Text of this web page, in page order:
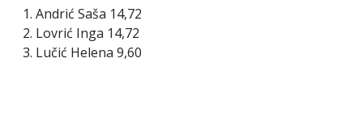
Andrić Saša 14,72
Lovrić Inga 14,72
Lučić Helena 9,60